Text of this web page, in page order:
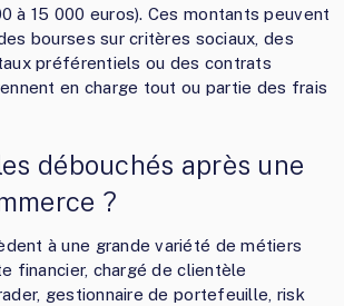
à 15 000 euros). Ces montants peuvent
bourses sur critères sociaux, des
préférentiels ou des contrats
en charge tout ou partie des frais
débouchés après une
?
à une grande variété de métiers
financier, chargé de clientèle
gestionnaire de portefeuille, risk